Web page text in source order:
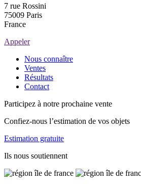
7 rue Rossini
75009 Paris
France
Appeler
Nous connaître
Ventes
Résultats
Contact
Participez à notre prochaine vente
Confiez-nous l’estimation de vos objets
Estimation gratuite
Ils nous soutiennent